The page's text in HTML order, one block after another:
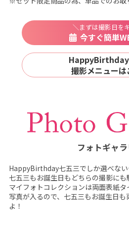
＼まずは撮影日を
今すぐ簡単
HappyBirthday
撮影メニューは
フォトギャ
HappyBirthday七五三でしか選べな
七五三もお誕生日もどちらの撮影に
マイフォトコレクションは両面表紙
写真が入るので、七五三もお誕生日
よ！